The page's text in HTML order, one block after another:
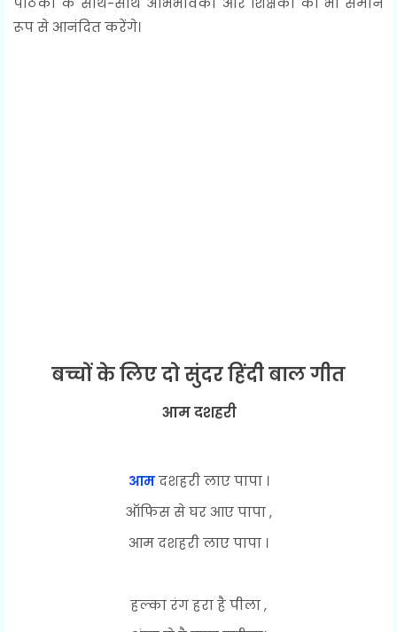
रूप से आनंदित करेंगे।
बच्चों के लिए दो सुंदर हिंदी बाल गीत
आम दशहरी
आमदशहरी लाए पापा ।
ऑफिस से घर आए पापा ,
आम दशहरी लाए पापा ।
हल्का रंग हरा है पीला ,